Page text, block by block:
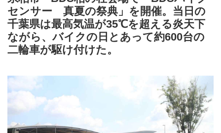
センサー 真夏の祭典」を開催。当日の
千葉県は最高気温が35℃を超える炎天下
ながら、バイクの日とあって約600台の
二輪車が駆け付けた。